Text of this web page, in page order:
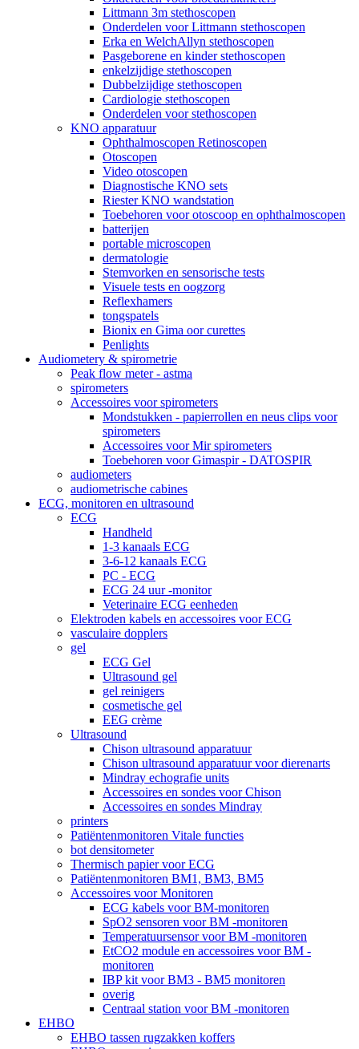
Littmann 3m stethoscopen
Onderdelen voor Littmann stethoscopen
Erka en WelchAllyn stethoscopen
Pasgeborene en kinder stethoscopen
enkelzijdige stethoscopen
Dubbelzijdige stethoscopen
Cardiologie stethoscopen
Onderdelen voor stethoscopen
KNO apparatuur
Ophthalmoscopen Retinoscopen
Otoscopen
Video otoscopen
Diagnostische KNO sets
Riester KNO wandstation
Toebehoren voor otoscoop en ophthalmoscopen
batterijen
portable microscopen
dermatologie
Stemvorken en sensorische tests
Visuele tests en oogzorg
Reflexhamers
tongspatels
Bionix en Gima oor curettes
Penlights
Audiometery & spirometrie
Peak flow meter - astma
spirometers
Accessoires voor spirometers
Mondstukken - papierrollen en neus clips voor
spirometers
Accessoires voor Mir spirometers
Toebehoren voor Gimaspir - DATOSPIR
audiometers
audiometrische cabines
ECG, monitoren en ultrasound
ECG
Handheld
1-3 kanaals ECG
3-6-12 kanaals ECG
PC - ECG
ECG 24 uur -monitor
Veterinaire ECG eenheden
Elektroden kabels en accessoires voor ECG
vasculaire dopplers
gel
ECG Gel
Ultrasound gel
gel reinigers
cosmetische gel
EEG crème
Ultrasound
Chison ultrasound apparatuur
Chison ultrasound apparatuur voor dierenarts
Mindray echografie units
Accessoires en sondes voor Chison
Accessoires en sondes Mindray
printers
Patiëntenmonitoren Vitale functies
bot densitometer
Thermisch papier voor ECG
Patiëntenmonitoren BM1, BM3, BM5
Accessoires voor Monitoren
ECG kabels voor BM-monitoren
SpO2 sensoren voor BM -monitoren
Temperatuursensor voor BM -monitoren
EtCO2 module en accessoires voor BM -
monitoren
IBP kit voor BM3 - BM5 monitoren
overig
Centraal station voor BM -monitoren
EHBO
EHBO tassen rugzakken koffers